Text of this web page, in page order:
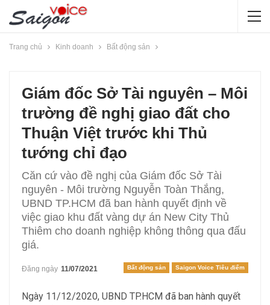
Trang chủ Kinh doanh Bất động sản
Giám đốc Sở Tài nguyên – Môi
trường đề nghị giao đất cho
Thuận Việt trước khi Thủ
tướng chỉ đạo
Căn cứ vào đề nghị của Giám đốc Sở Tài
nguyên - Môi trường Nguyễn Toàn Thắng,
UBND TP.HCM đã ban hành quyết định về
việc giao khu đất vàng dự án New City Thủ
Thiêm cho doanh nghiệp không thông qua đấu
giá.
Bất động sản Saigon Voice Tiêu điểm
Đăng ngày 11/07/2021
Ngày 11/12/2020, UBND TP.HCM đã ban hành quyết